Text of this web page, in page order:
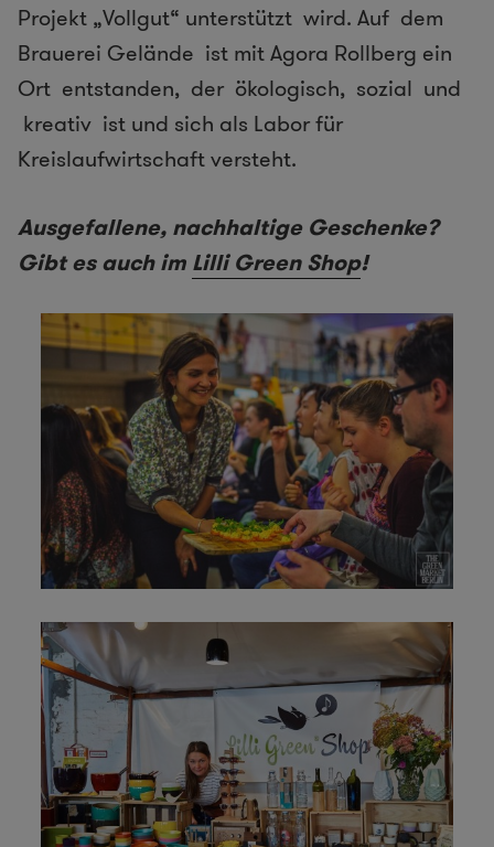
Projekt „Vollgut“ unterstützt wird. Auf dem
Brauerei Gelände ist mit Agora Rollberg ein
Ort entstanden, der ökologisch, sozial und
kreativ ist und sich als Labor für
Kreislaufwirtschaft versteht.
Ausgefallene, nachhaltige Geschenke?
Gibt es auch im Lilli Green Shop!